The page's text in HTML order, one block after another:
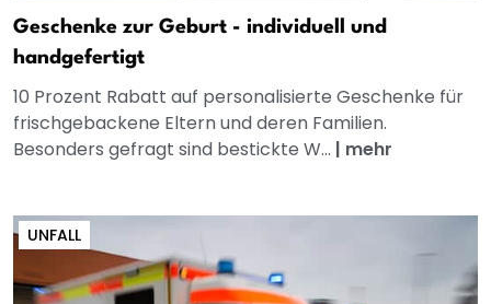
Geschenke zur Geburt - individuell und
handgefertigt
10 Prozent Rabatt auf personalisierte Geschenke für
frischgebackene Eltern und deren Familien.
Besonders gefragt sind bestickte W... | mehr
UNFALL